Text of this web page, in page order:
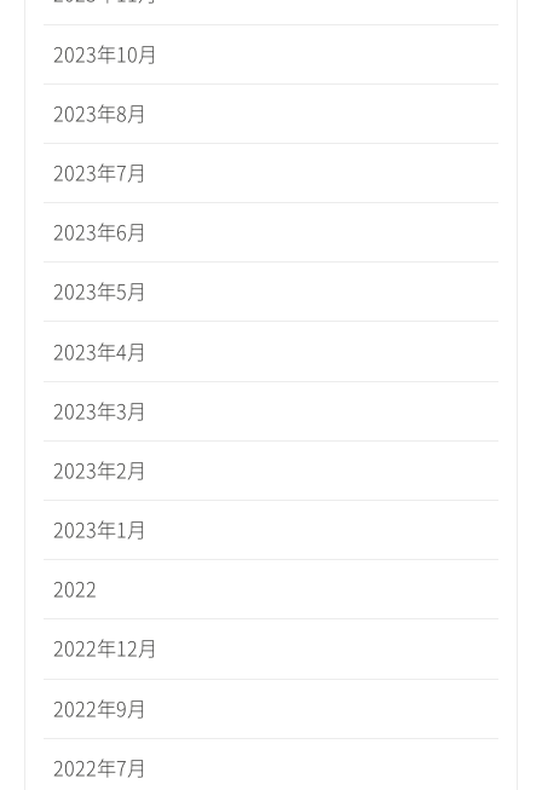
2023年10月
2023年8月
2023年7月
2023年6月
2023年5月
2023年4月
2023年3月
2023年2月
2023年1月
2022
2022年12月
2022年9月
2022年7月